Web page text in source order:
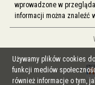
wprowadzone w
informacji można znaleźć
Używamy plików cookies
funkcji mediów
również informacje o tym,